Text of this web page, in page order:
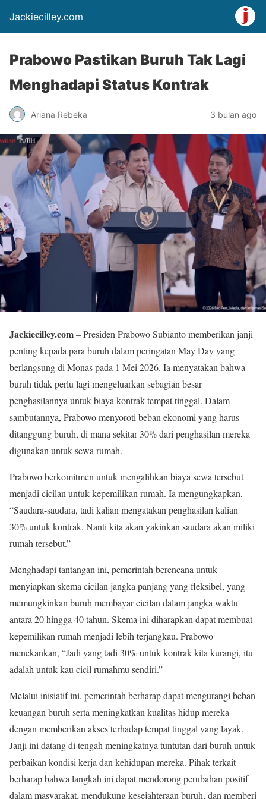
Jackiecilley.com
Prabowo Pastikan Buruh Tak Lagi
Menghadapi Status Kontrak
Ariana Rebeka 3 bulan ago
Jackiecilley.com– Presiden Prabowo Subianto memberikan janji
penting kepada para buruh dalam peringatan May Day yang
berlangsung di Monas pada 1 Mei 2026. Ia menyatakan bahwa
buruh tidak perlu lagi mengeluarkan sebagian besar
penghasilannya untuk biaya kontrak tempat tinggal. Dalam
sambutannya, Prabowo menyoroti beban ekonomi yang harus
ditanggung buruh, di mana sekitar 30% dari penghasilan mereka
digunakan untuk sewa rumah.
Prabowo berkomitmen untuk mengalihkan biaya sewa tersebut
menjadi cicilan untuk kepemilikan rumah. Ia mengungkapkan,
“Saudara-saudara, tadi kalian mengatakan penghasilan kalian
30% untuk kontrak. Nanti kita akan yakinkan saudara akan miliki
rumah tersebut.”
Menghadapi tantangan ini, pemerintah berencana untuk
menyiapkan skema cicilan jangka panjang yang fleksibel, yang
memungkinkan buruh membayar cicilan dalam jangka waktu
antara 20 hingga 40 tahun. Skema ini diharapkan dapat membuat
kepemilikan rumah menjadi lebih terjangkau. Prabowo
menekankan, “Jadi yang tadi 30% untuk kontrak kita kurangi, itu
adalah untuk kau cicil rumahmu sendiri.”
Melalui inisiatif ini, pemerintah berharap dapat mengurangi beban
keuangan buruh serta meningkatkan kualitas hidup mereka
dengan memberikan akses terhadap tempat tinggal yang layak.
Janji ini datang di tengah meningkatnya tuntutan dari buruh untuk
perbaikan kondisi kerja dan kehidupan mereka. Pihak terkait
berharap bahwa langkah ini dapat mendorong perubahan positif
dalam masyarakat, mendukung kesejahteraan buruh, dan memberi